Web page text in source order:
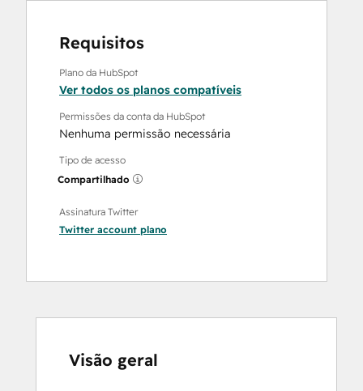
Requisitos
Plano da HubSpot
Ver todos os planos compatíveis
Permissões da conta da HubSpot
Nenhuma permissão necessária
Tipo de acesso
Compartilhado
Assinatura Twitter
Twitter account plano
Visão geral